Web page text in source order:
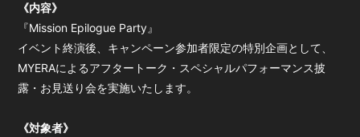
会員登録 ログイン
《内容》
『Mission Epilogue Party』
イベント終演後、キャンペーン参加者限定の特別企画として、
MYERAによるアフタートーク・スペシャルパフォーマンス披
露・お見送り会を実施いたします。
《対象者》